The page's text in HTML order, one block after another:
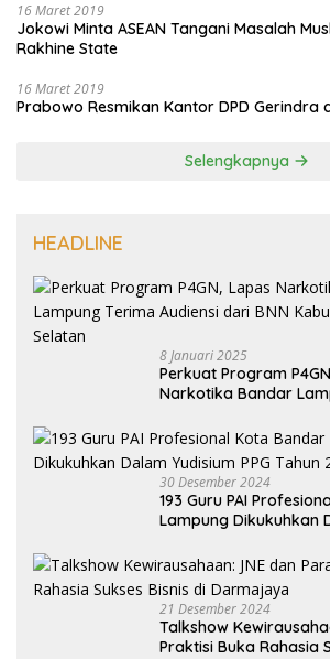
16 Maret 2019
Jokowi Minta ASEAN Tangani Masalah
Rakhine State
16 Maret 2019
Prabowo Resmikan Kantor DPD Gerindra
Selengkapnya
HEADLINE
8 Januari 2025
Perkuat Program
Narkotika Bandar
Selatan
30 Desember 2024
193 Guru PAI
Lampung Dikukuhkan
21 Desember 2024
Talkshow
Praktisi Buka Rahasia